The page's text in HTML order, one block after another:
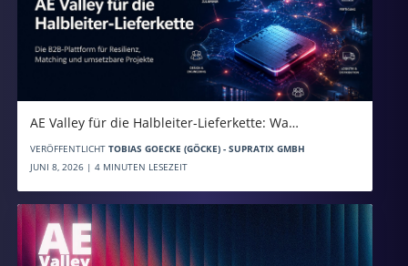
AE Valley für die Halbleiter-Lieferkette: Wa…
VERÖFFENTLICHT TOBIAS GOECKE (GÖCKE) - SUPRATIX GMBH
JUNI 8, 2026 | 4 MINUTEN LESEZEIT